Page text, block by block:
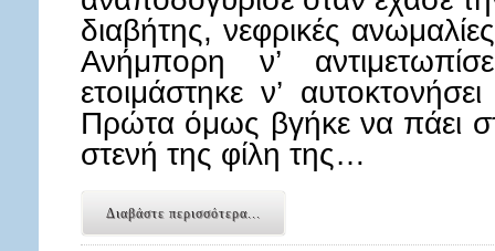
διαβήτης, νεφρικές
Ανήμπορη ν’
ετοιμάστηκε ν’
Πρώτα όμως βγήκε να πάει
στενή της φίλη της…
Διαβάστε περισσότερα...